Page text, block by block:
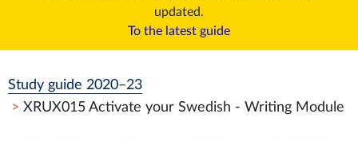
updated.
To the latest guide
Study guide 2020–23
XRUX015 Activate your Swedish - Writing Module